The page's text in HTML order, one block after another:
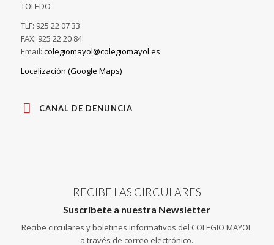
TOLEDO
TLF: 925 22 07 33
FAX: 925 22 20 84
Email: colegiomayol@colegiomayol.es
Localización (Google Maps)
CANAL DE DENUNCIA
RECIBE LAS CIRCULARES
Suscríbete a nuestra Newsletter
Recibe circulares y boletines informativos del COLEGIO MAYOL
a través de correo electrónico.